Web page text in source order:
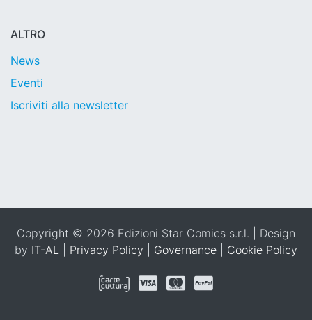
ALTRO
News
Eventi
Iscriviti alla newsletter
Copyright © 2026 Edizioni Star Comics s.r.l. | Design
by IT-AL Privacy Policy Governance Cookie Policy